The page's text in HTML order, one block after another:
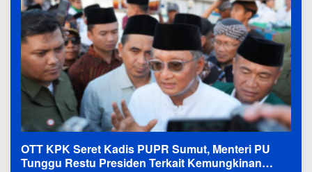
OTT KPK Seret Kadis PUPR Sumut, Menteri PU
Tunggu Restu Presiden Terkait Kemungkinan